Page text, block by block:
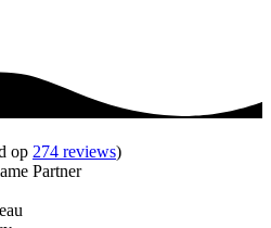
op 274 reviews)